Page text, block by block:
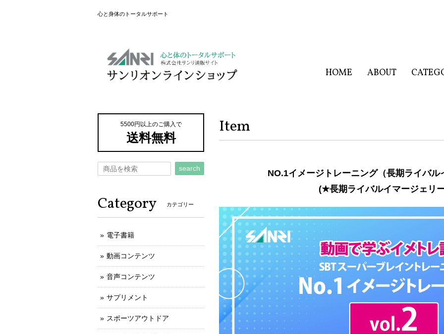
心と身体のトータルサポート
HOME ABOUT
Item
NO.1イメージトレーニング（長期ライバル
(★長期ライバルイマージェリ
5500円以上のご購入で
送料無料
search
Category カテゴリー
電子書籍
動画コンテンツ
音声コンテンツ
サプリメント
スポーツアウトドア